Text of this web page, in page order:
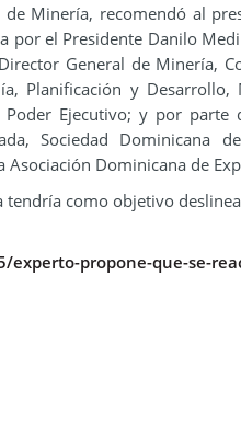
Minería, recomendó al
por el Presidente Danilo
General de Minería,
Planificación y
Ejecutivo; y por
Sociedad Dominicana
Asociación Dominicana de
como objetivo
propone-que-se-